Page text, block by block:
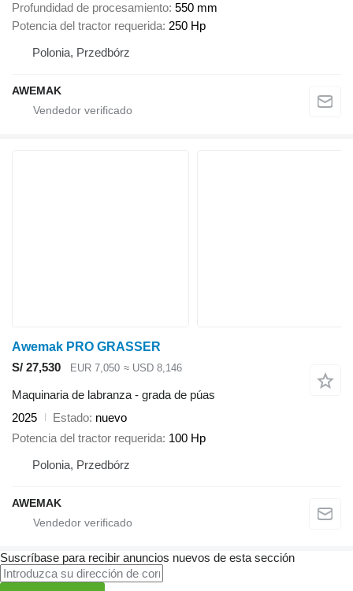
Profundidad de procesamiento 550 mm
Potencia del tractor requerida 250 Hp
Polonia, Przedbórz
AWEMAK
Awemak PRO GRASSER
S/ 27,530
EUR 7,050 ≈ USD 8,146
Maquinaria de labranza - grada de púas
2025
Estado nuevo
Potencia del tractor requerida 100 Hp
Polonia, Przedbórz
AWEMAK
Suscríbase para recibir anuncios nuevos de esta sección